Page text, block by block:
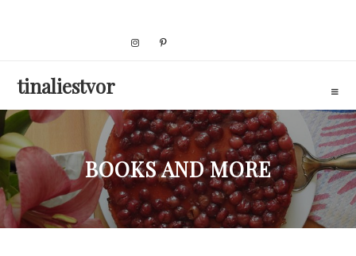
tinaliestvor
BOOKS AND MORE